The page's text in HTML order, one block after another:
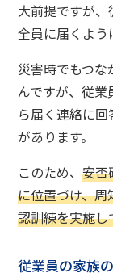
大前提ですが
全員に届くよう
災害時でもつ
んですが、従
ら届く連絡に
があります。
このため、安否
に位置づけ、
認訓練を実施
従業員の家族